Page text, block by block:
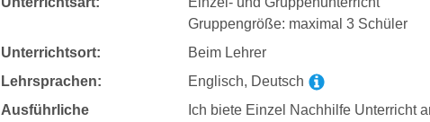
Gruppengröße: maximal 3 Schüler
Unterrichtsort:
Beim Lehrer
Lehrsprachen:
Englisch, Deutsch
Ausführliche
Ich biete Einzel Nachhilfe Unterricht